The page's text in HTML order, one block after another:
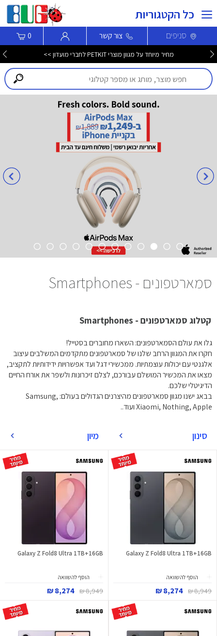
כל הקטגוריות
סניפים צור קשר 0
מחיר מיוחד על מגוון מוצרי PETKIT לחברי מועדון >>
סמארטפונים - Smartphones
קטלוג סמארטפונים - Smartphones
גלו את עולם הסמארטפונים: השארו מחוברים בסטייל!
חקרו את המגוון הרחב שלנו של סמארטפונים מתקדמים המשלבים עיצוב
אלגנטי עם יכולות עוצמתיות. ממכשירי דגל ועד אפשרויות ידידותיות לתקציב,
מצאו את המכשיר המושלם עבורכם, לצלם זיכרונות ולשפר את אורח החיים
הדיגיטלי שלכם.
בבאג ישנו מגוון סמארטפונים מהיצרנים הגדולים בעולם: Samsung,
Xiaomi, Nothing, Apple ועוד..
סינון מיון
Galaxy Z Fold8 Ultra 1TB+16GB
הוסף להשוואה
8,949 ₪
8,274 ₪
Galaxy Z Fold8 Ultra 1TB+16GB
הוסף להשוואה
8,949 ₪
8,274 ₪